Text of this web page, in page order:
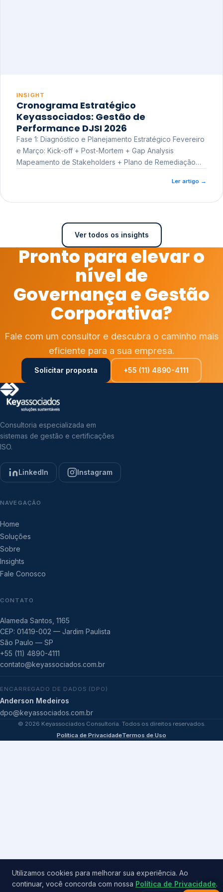
INSIGHT
Cronograma Estratégico
Keyassociados: Gestão de
Performance DJSI 2026
Fase 1: Diagnóstico e Planejamento Estratégico Fevereiro
e Março: Kick-off + Post-Mortem + Gap Analysis
Mapeamento de Stakeholders + Plano de Remediação
Ler artigo →
Ver todos os insights
Pronto para elevar o
nível de
Governança e Gestão
Corporativa?
Fale com um consultor e descubra o caminho mais
eficiente para a sua empresa.
Solicitar proposta +55 (11) 4890-4111
Consultoria especializada em
sistemas de gestão e certificações
ISO.
LinkedIn Instagram
NAVEGAÇÃO
Home
Soluções
Sobre
Insights
Fale Conosco
CONTATO
Alameda Santos, 1165
CEP: 01419-002 — Jardim Paulista
São Paulo — SP
+55 (11) 4890-4111
contato@keyassociados.com.br
ENCARREGADO DE DADOS (DPO)
Anderson Medeiros
dpo@keyassociados.com.br
© 2026 Keyassociados Consultoria. Todos os direitos reservados.
Política de PrivacidadeTermos de Uso
Utilizamos cookies para melhorar sua experiência. Ao
continuar, você concorda com nossa Política de Privacidade.